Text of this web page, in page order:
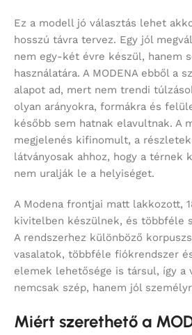
Ez a modell jó választás lehet
hosszú távra tervez. Egy jól
nem egy-két évre készül, hanem
használatára. A MODENA ebből a
alapot ad, mert nem trendi
olyan arányokra, formákra és
később sem hatnak elavultnak. A
megjelenés kifinomult, a
látványosak ahhoz, hogy a térnek
nem uralják le a helyiséget.
A Modena frontjai matt lakkozott,
kivitelben készülnek, és többféle
A rendszerhez különböző
vasalatok, többféle fiókrendszer
elemek lehetősége is társul, így a
nemcsak szép, hanem jól
Miért szerethető a